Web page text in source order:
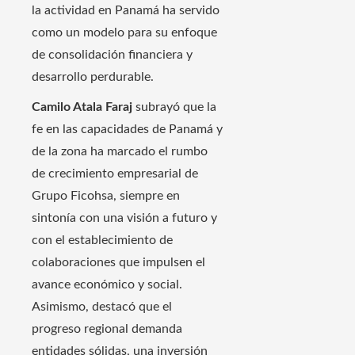
la actividad en Panamá ha servido
como un modelo para su enfoque
de consolidación financiera y
desarrollo perdurable.
Camilo Atala Faraj subrayó que la
fe en las capacidades de Panamá y
de la zona ha marcado el rumbo
de crecimiento empresarial de
Grupo Ficohsa, siempre en
sintonía con una visión a futuro y
con el establecimiento de
colaboraciones que impulsen el
avance económico y social.
Asimismo, destacó que el
progreso regional demanda
entidades sólidas, una inversión